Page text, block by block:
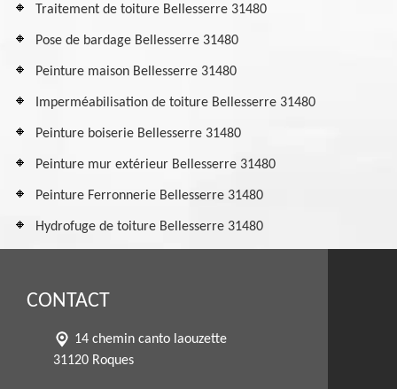
Traitement de toiture Bellesserre 31480
Pose de bardage Bellesserre 31480
Peinture maison Bellesserre 31480
Imperméabilisation de toiture Bellesserre 31480
Peinture boiserie Bellesserre 31480
Peinture mur extérieur Bellesserre 31480
Peinture Ferronnerie Bellesserre 31480
Hydrofuge de toiture Bellesserre 31480
CONTACT
14 chemin canto laouzette
31120 Roques